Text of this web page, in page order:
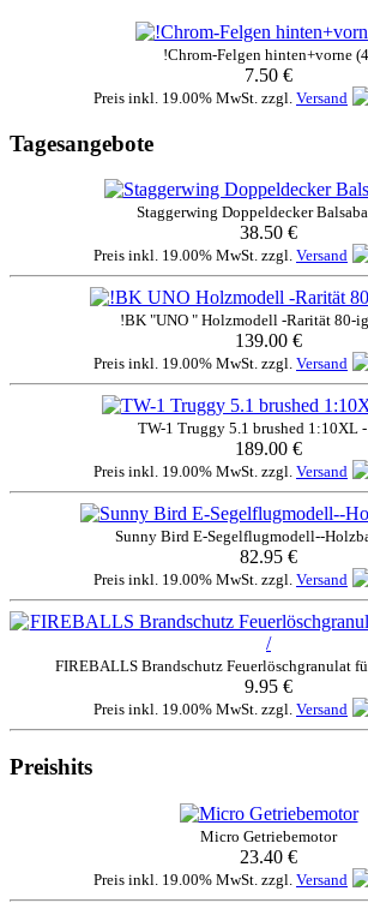
!Chrom-Felgen hinten+vorne
7.50 €
Preis inkl. 19.00% MwSt. zzgl. Versand
Tagesangebote
Staggerwing Doppeldecker
38.50 €
Preis inkl. 19.00% MwSt. zzgl. Versand
!BK "UNO " Holzmodell -Rarität 80-
139.00 €
Preis inkl. 19.00% MwSt. zzgl. Versand
TW-1 Truggy 5.1 brushed 1:10XL
189.00 €
Preis inkl. 19.00% MwSt. zzgl. Versand
Sunny Bird E-Segelflugmodell--
82.95 €
Preis inkl. 19.00% MwSt. zzgl. Versand
FIREBALLS Brandschutz Feuerlöschgranulat
9.95 €
Preis inkl. 19.00% MwSt. zzgl. Versand
Preishits
Micro Getriebemotor
23.40 €
Preis inkl. 19.00% MwSt. zzgl. Versand